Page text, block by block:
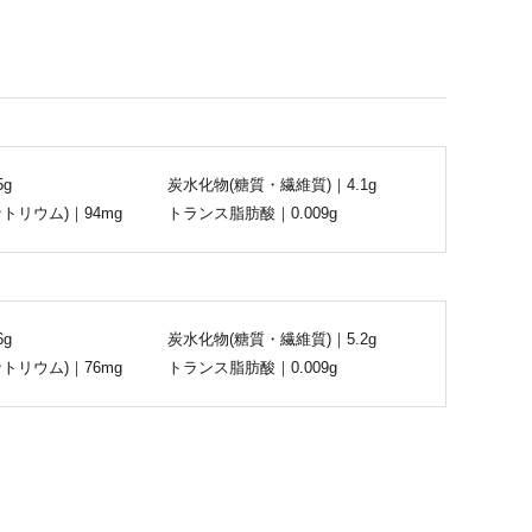
炭水化物(糖質・繊維質)｜4.1g
リウム)｜94mg トランス脂肪酸｜0.009g
炭水化物(糖質・繊維質)｜5.2g
リウム)｜76mg トランス脂肪酸｜0.009g